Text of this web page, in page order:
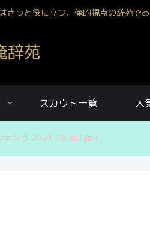
っと役に立つ、俺的視点の辞苑であ
辞苑
スカウト一覧 人
ング 2021 OB 第1弾！